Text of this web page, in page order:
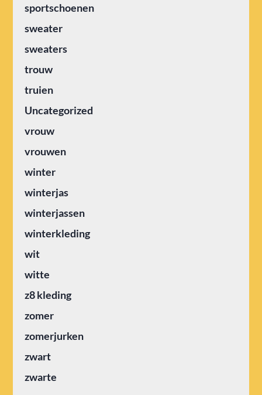
sportschoenen
sweater
sweaters
trouw
truien
Uncategorized
vrouw
vrouwen
winter
winterjas
winterjassen
winterkleding
wit
witte
z8 kleding
zomer
zomerjurken
zwart
zwarte